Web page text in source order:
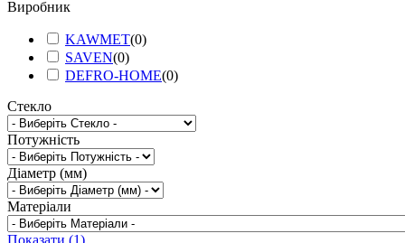
Виробник
KAWMET(0)
SAVEN(0)
DEFRO-HOME(0)
Стекло
Потужність
Діаметр (мм)
Матеріали